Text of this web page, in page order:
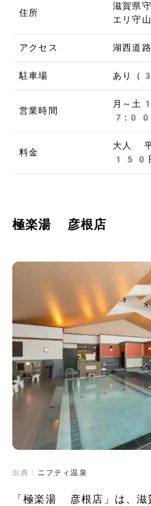
住所
滋賀
エリ守
アクセス 湖西道
駐車場 あり
営業時間
月～
料金
大人
150
極楽湯 彦根店
出典： ニフティ温泉
「極楽湯 彦根店」は、